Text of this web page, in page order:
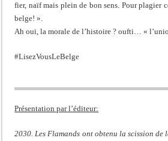
fier, naïf mais plein de bon sens. Pour plagier
belge! ».
Ah oui, la morale de l’histoire ? oufti… «
#LisezVousLeBelge
Présentation par l’éditeur:
2030. Les Flamands ont obtenu la scission de